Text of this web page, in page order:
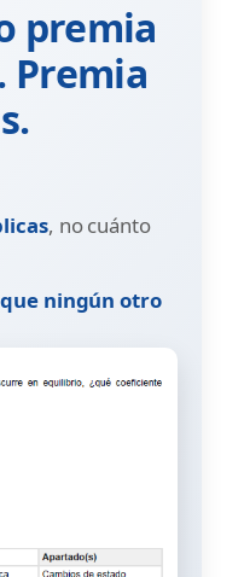
premia
Premia
, no cuánto
ningún otro